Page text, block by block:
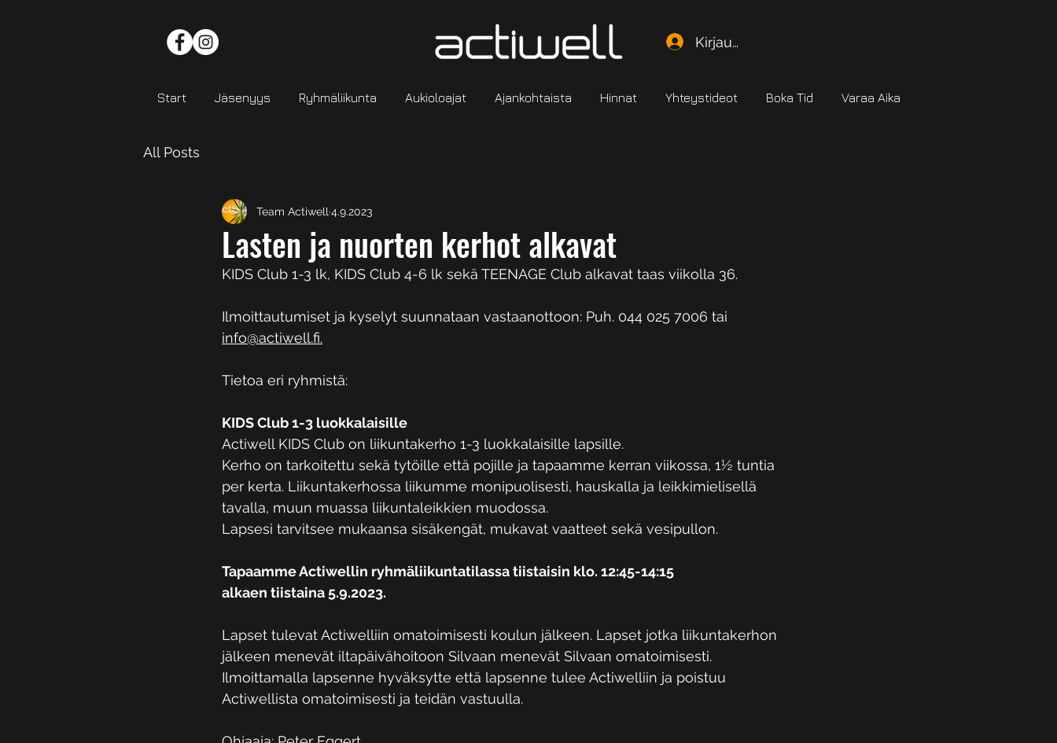
Kirjaudu
Start Jäsenyys Ryhmäliikunta Aukioloajat Ajankohtaista Hinnat Yhteystideot Boka Tid Varaa Aika
All Posts
Lasten ja nuorten kerhot alkavat
Team Actiwell 4.9.2023
KIDS Club 1-3 lk, KIDS Club 4-6 lk sekä TEENAGE Club alkavat taas viikolla 36.
Ilmoittautumiset ja kyselyt suunnataan vastaanottoon: Puh. 044 025 7006 tai
info@actiwell.fi.
Tietoa eri ryhmistä:
KIDS Club 1-3 luokkalaisille
Actiwell KIDS Club on liikuntakerho 1-3 luokkalaisille lapsille.
Kerho on tarkoitettu sekä tytöille että pojille ja tapaamme kerran viikossa, 1½ tuntia
per kerta. Liikuntakerhossa liikumme monipuolisesti, hauskalla ja leikkimielisellä
tavalla, muun muassa liikuntaleikkien muodossa.
Lapsesi tarvitsee mukaansa sisäkengät, mukavat vaatteet sekä vesipullon.
Tapaamme Actiwellin ryhmäliikuntatilassa tiistaisin klo. 12:45-14:15
alkaen tiistaina 5.9.2023.
Lapset tulevat Actiwelliin omatoimisesti koulun jälkeen. Lapset jotka liikuntakerhon
jälkeen menevät iltapäivähoitoon Silvaan menevät Silvaan omatoimisesti.
Ilmoittamalla lapsenne hyväksytte että lapsenne tulee Actiwelliin ja poistuu
Actiwellista omatoimisesti ja teidän vastuulla.